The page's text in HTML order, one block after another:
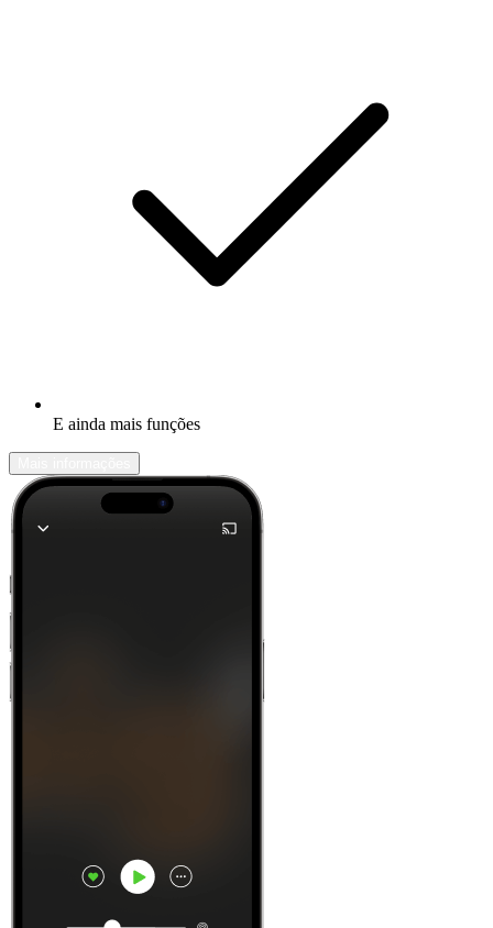
E ainda mais funções